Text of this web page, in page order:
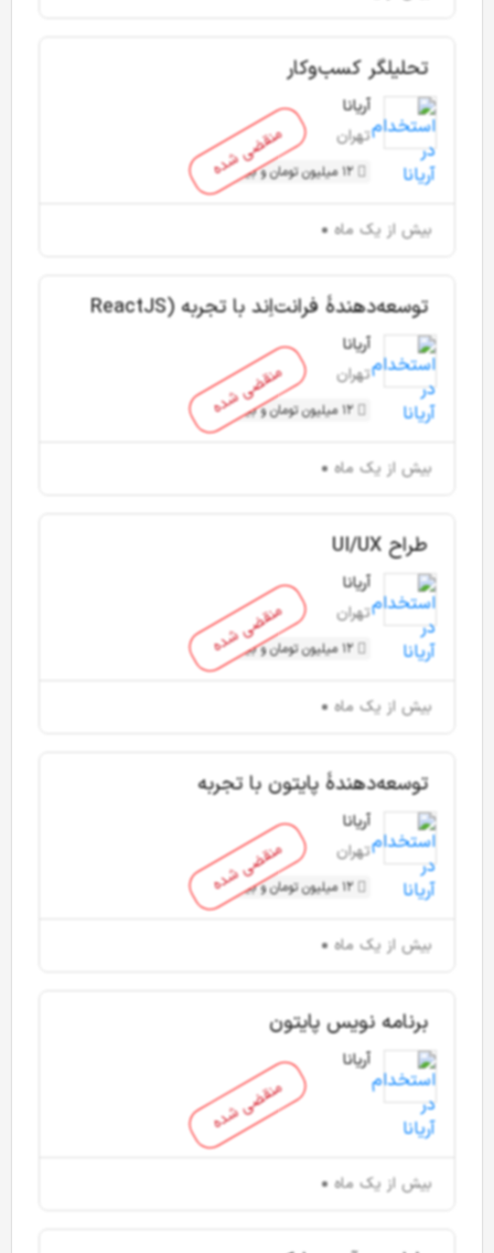
منقضی شده
تحلیلگر کسب‌وکار
آریانا
تهران
12 میلیون تومان و بیشتر
بیش از یک ماه
منقضی شده
توسعه‌دهندۀ فرانت‌اِند با تجربه (ReactJS
and React-Native)
آریانا
تهران
12 میلیون تومان و بیشتر
بیش از یک ماه
منقضی شده
طراح UI/UX
آریانا
تهران
12 میلیون تومان و بیشتر
بیش از یک ماه
منقضی شده
توسعه‌دهندۀ پایتون با تجربه
(Django)
آریانا
تهران
12 میلیون تومان و بیشتر
بیش از یک ماه
منقضی شده
برنامه نویس پایتون
آریانا
بیش از یک ماه